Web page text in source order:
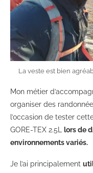
La veste est bien
Mon métier
organiser des
l’occasion de tester
GORE-TEX 2.5L lors de
environnements variés.
Je l’ai principalement